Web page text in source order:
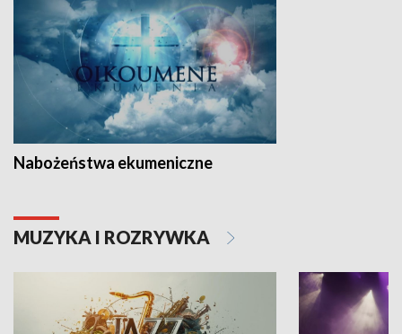
Nabożeństwa ekumeniczne
MUZYKA I ROZRYWKA